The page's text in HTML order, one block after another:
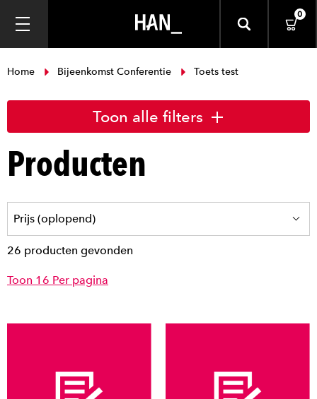
0
Home Bijeenkomst Conferentie Toets test
Toon alle filters
Producten
26 producten gevonden
Toon 16 Per pagina